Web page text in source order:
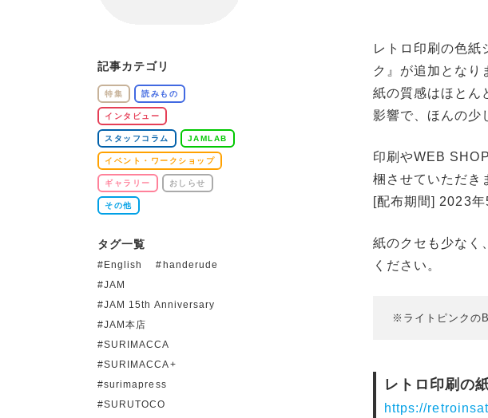
レトロ印刷の色紙
ク』が追加となり
紙の質感はほとん
影響で、ほんの少
印刷やWEB
梱させていただき
[配布期間] 2023
紙のクセも少なく
ください。
※ライトピンクの
レトロ印刷の
https://
記事カテゴリ
特集 読みもの
インタビュー
スタッフコラム JAMLAB
イベント・ワークショップ
ギャラリー おしらせ
その他
タグ一覧
English
handerude
JAM
JAM 15th Anniversary
JAM本店
SURIMACCA
SURIMACCA+
surimapress
SURUTOCO